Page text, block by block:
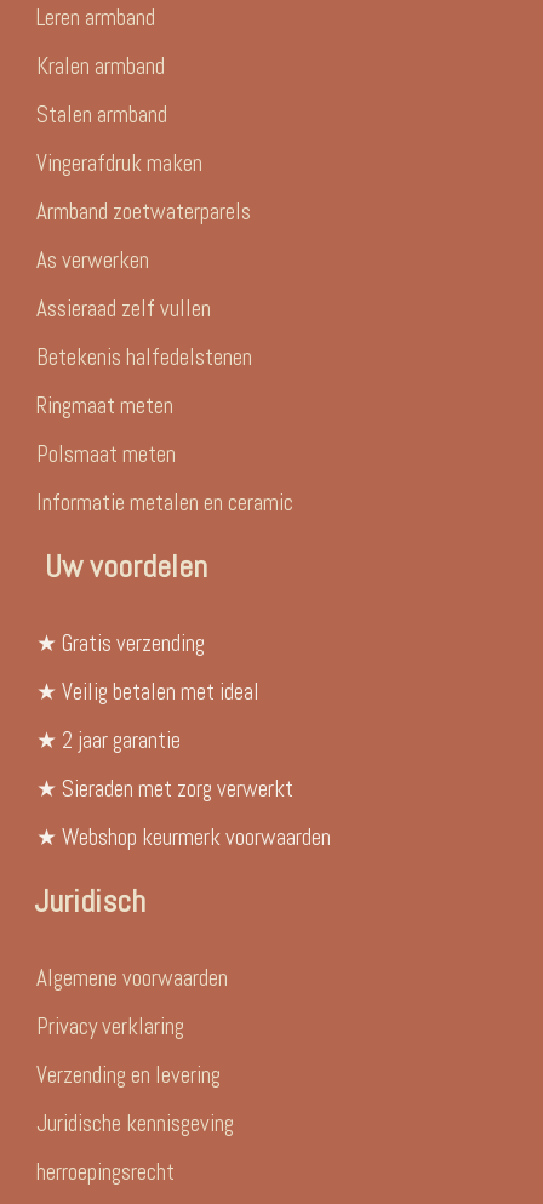
Leren armband
Kralen armband
Stalen armband
Vingerafdruk maken
Armband zoetwaterparels
As verwerken
Assieraad zelf vullen
Betekenis halfedelstenen
Ringmaat meten
Polsmaat meten
Informatie metalen en ceramic
Uw voordelen
★ Gratis verzending
★ Veilig betalen met ideal
★ 2 jaar garantie
★ Sieraden met zorg verwerkt
★ Webshop keurmerk voorwaarden
Juridisch
Algemene voorwaarden
Privacy verklaring
Verzending en levering
Juridische kennisgeving
herroepingsrecht